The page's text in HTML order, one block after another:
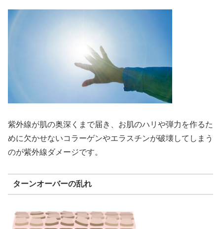
紫外線が肌の奥深くまで届き、お肌のハリや弾力を作るた
めに欠かせないコラーゲンやエラスチンが破壊してしまう
のが紫外線ダメージです。
ターンオーバーの乱れ